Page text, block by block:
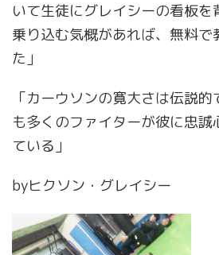
いて生徒にグレイシーの看板
乗り込む気概があれば、無料で
た」
「カーウソンの寛大さは伝説
も多くのファイターが彼に忠
ている」
byヒクソン・グレイシー